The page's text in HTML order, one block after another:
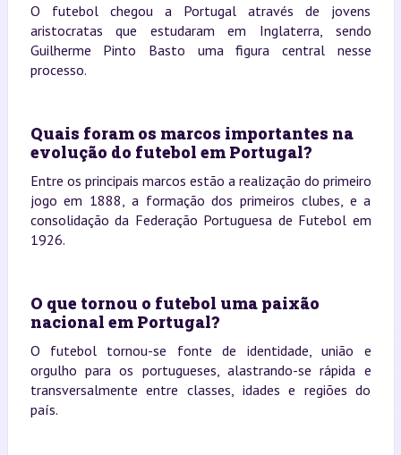
O futebol chegou a Portugal através de jovens
aristocratas que estudaram em Inglaterra, sendo
Guilherme Pinto Basto uma figura central nesse
processo.
Quais foram os marcos importantes na
evolução do futebol em Portugal?
Entre os principais marcos estão a realização do primeiro
jogo em 1888, a formação dos primeiros clubes, e a
consolidação da Federação Portuguesa de Futebol em
1926.
O que tornou o futebol uma paixão
nacional em Portugal?
O futebol tornou-se fonte de identidade, união e
orgulho para os portugueses, alastrando-se rápida e
transversalmente entre classes, idades e regiões do
país.